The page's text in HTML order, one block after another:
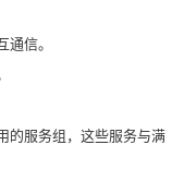
通信。
的服务组，这些服务与满